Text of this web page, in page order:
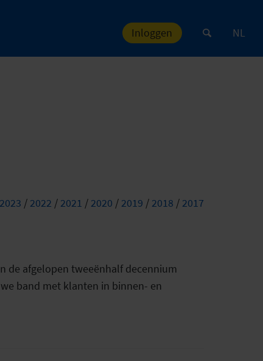
Inloggen NL
2023 / 2022 / 2021 / 2020 / 2019 / 2018 / 2017
de afgelopen tweeënhalf decennium
band met klanten in binnen- en